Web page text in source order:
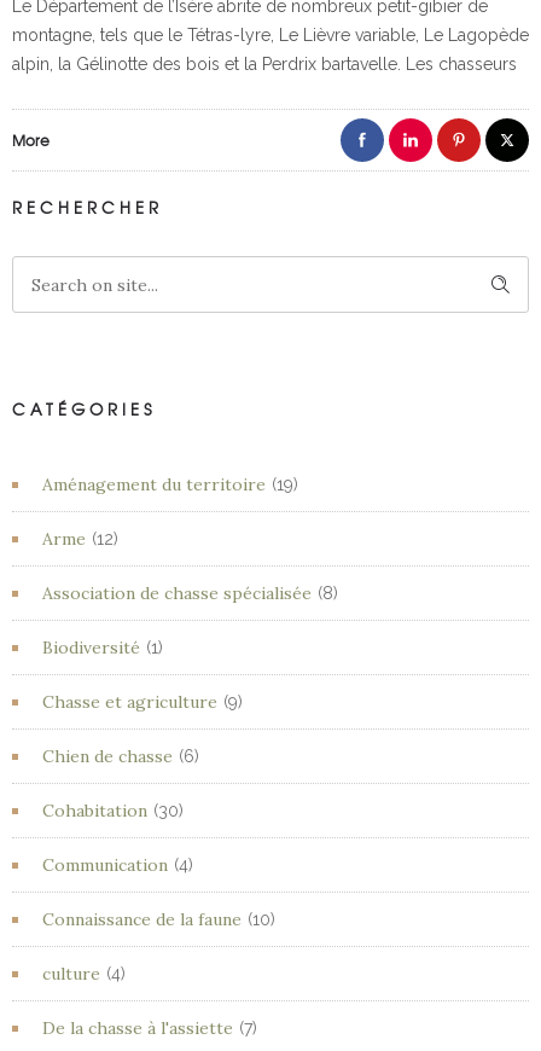
Le Département de l’Isère abrite de nombreux petit-gibier de
montagne, tels que le Tétras-lyre, Le Lièvre variable, Le Lagopède
alpin, la Gélinotte des bois et la Perdrix bartavelle. Les chasseurs
More
RECHERCHER
CATÉGORIES
Aménagement du territoire (19)
Arme (12)
Association de chasse spécialisée (8)
Biodiversité (1)
Chasse et agriculture (9)
Chien de chasse (6)
Cohabitation (30)
Communication (4)
Connaissance de la faune (10)
culture (4)
De la chasse à l'assiette (7)